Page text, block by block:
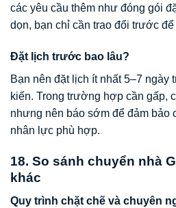
các yêu cầu thêm như đóng gói
dọn, bạn chỉ cần trao đổi trước
Đặt lịch trước bao lâu?
Bạn nên đặt lịch ít nhất 5–7
kiến. Trong trường hợp cần gấp,
nhưng nên báo sớm để đảm bảo
nhân lực phù hợp.
18. So sánh chuyển nhà
khác
Quy trình chặt chẽ và chuyên